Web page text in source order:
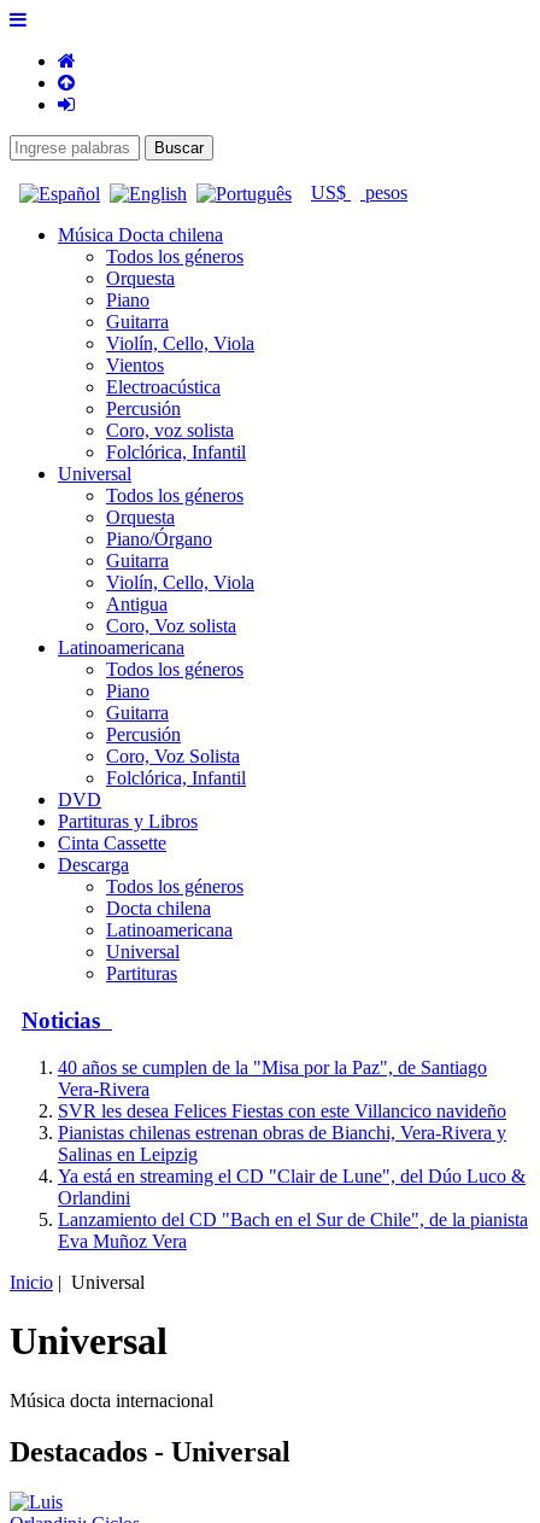
US$ pesos
Música Docta chilena
Todos los géneros
Orquesta
Piano
Guitarra
Violín, Cello, Viola
Vientos
Electroacústica
Percusión
Coro, voz solista
Folclórica, Infantil
Universal
Todos los géneros
Orquesta
Piano/Órgano
Guitarra
Violín, Cello, Viola
Antigua
Coro, Voz solista
Latinoamericana
Todos los géneros
Piano
Guitarra
Percusión
Coro, Voz Solista
Folclórica, Infantil
DVD
Partituras y Libros
Cinta Cassette
Descarga
Todos los géneros
Docta chilena
Latinoamericana
Universal
Partituras
Noticias
40 años se cumplen de la "Misa por la Paz", de Santiago
Vera-Rivera
SVR les desea Felices Fiestas con este Villancico navideño
Pianistas chilenas estrenan obras de Bianchi, Vera-Rivera y
Salinas en Leipzig
Ya está en streaming el CD "Clair de Lune", del Dúo Luco &
Orlandini
Lanzamiento del CD "Bach en el Sur de Chile", de la pianista
Eva Muñoz Vera
Inicio | Universal
Universal
Música docta internacional
Destacados - Universal